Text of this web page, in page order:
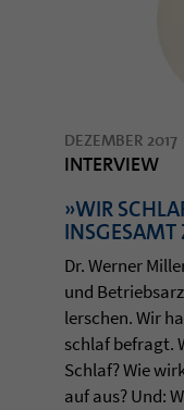
DEZEMBER 2017
INTERVIEW
»WIR
Dr. Wer­ner
und
ler­schen. Wir
schlaf befragt.
Schlaf? Wie
auf aus? Und: